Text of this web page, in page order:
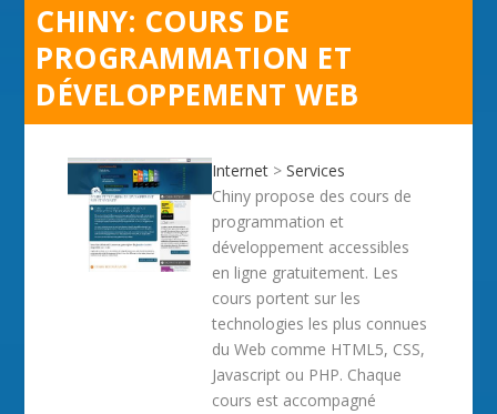
CHINY: COURS DE
PROGRAMMATION ET
DÉVELOPPEMENT WEB
Internet >Services
Chiny propose des cours de
programmation et
développement accessibles
en ligne gratuitement. Les
cours portent sur les
technologies les plus connues
du Web comme HTML5, CSS,
Javascript ou PHP. Chaque
cours est accompagné